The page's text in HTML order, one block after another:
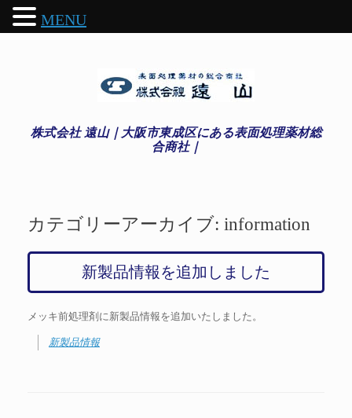
株式会社 遠山｜大阪市東成区にある表面処理薬材総
合商社｜
カテゴリーアーカイブ: information
新製品情報を追加しました
メッキ前処理剤に新製品情報を追加いたしました。
新製品情報
MENU